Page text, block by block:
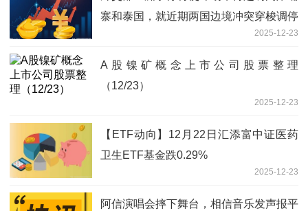
寨和泰国，就近期两国边境冲突穿梭调停
2025-12-23
A股镍矿概念上市公司股票整理
（12/23）
2025-12-23
【ETF动向】12月22日汇添富中证医药
卫生ETF基金跌0.29%
2025-12-23
阿信演唱会摔下舞台，相信音乐发声报平